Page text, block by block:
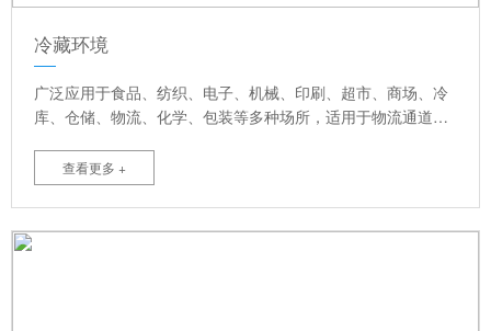
冷藏环境
广泛应用于食品、纺织、电子、机械、印刷、超市、商场、冷
库、仓储、物流、化学、包装等多种场所，适用于物流通道，
足物流及洁净场所，并且节省能源，提高空调效果，高速自动
关闭，提高作用效率，创造理想舒适的作业环境等优点。
查看更多 +